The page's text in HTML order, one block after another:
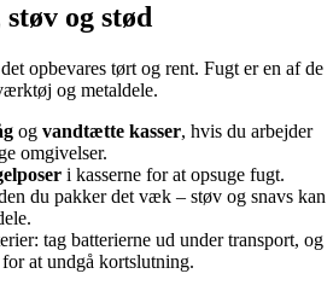
og stød
opbevares tørt og rent. Fugt er en af de
og metaldele.
og vandtætte kasser, hvis du arbejder
omgivelser.
i kasserne for at opsuge fugt.
du pakker det væk – støv og snavs kan
tag batterierne ud under transport, og
at undgå kortslutning.